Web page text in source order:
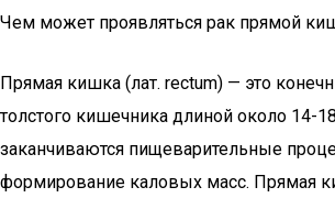
Чем может проявляться рак прямой
Прямая кишка (лат. rectum) — это
толстого кишечника длиной около 14-
заканчиваются пищеварительные
формирование каловых масс. Прямая